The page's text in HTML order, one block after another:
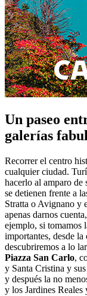
Un paseo
galerías
Recorrer el centro
cualquier ciudad.
hacerlo al amparo de
se detienen frente a
Stratta o Avignano y
apenas darnos
ejemplo, si tomamos
importantes, desde
descubriremos a lo
Piazza San Carlo,
y Santa Cristina y
y después la no
y los Jardines Reales